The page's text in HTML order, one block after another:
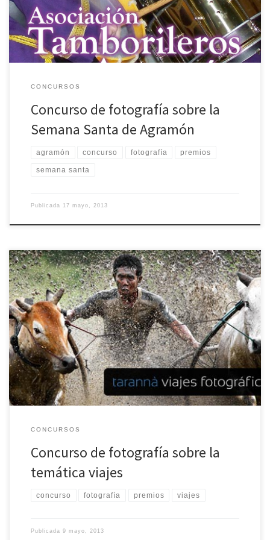
Concurso de fotografía […]
CONCURSOS
Concurso de fotografía sobre la
Semana Santa de Agramón
agramón concurso fotografía premios
semana santa
Publicada 17 mayo, 2013
El Tarannà Club de Viatges organiza un concurso de fotografía
basado específicamente en la temática de viajes. Podrá participar
de este certamen cualquier persona que cumpla estrictamente
con esa temática. El concurso está dividido por categorías según
cada continente. El premio se reparte entre las distintas categorías
y la inscripción […]
CONCURSOS
Concurso de fotografía sobre la
temática viajes
concurso fotografía premios viajes
Publicada 9 mayo, 2013